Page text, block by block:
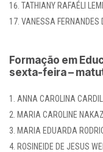
TATHIANY RAFAÉLI
VANESSA FERNANDES
Formação em
sexta-feira –
ANNA CAROLINA
MARIA CAROLINE
MARIA EDUARDA
ROSINEIDE DE JESUS